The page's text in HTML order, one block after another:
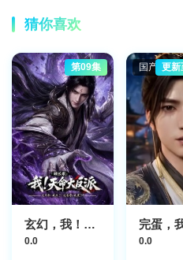
猜你喜欢
第09集
玄幻，我！天命大反派
0.0
国产动漫
更新
0.0